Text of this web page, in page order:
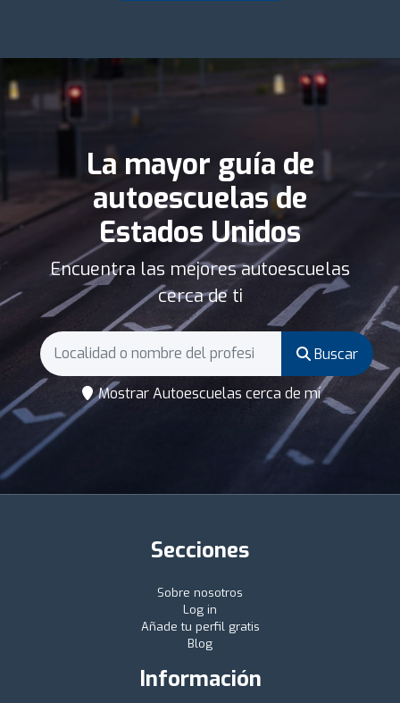
La mayor guía de
autoescuelas de
Estados Unidos
Encuentra las mejores autoescuelas
cerca de ti
Buscar
Mostrar Autoescuelas cerca de mí
Secciones
Sobre nosotros
Log in
Añade tu perfil gratis
Blog
Información